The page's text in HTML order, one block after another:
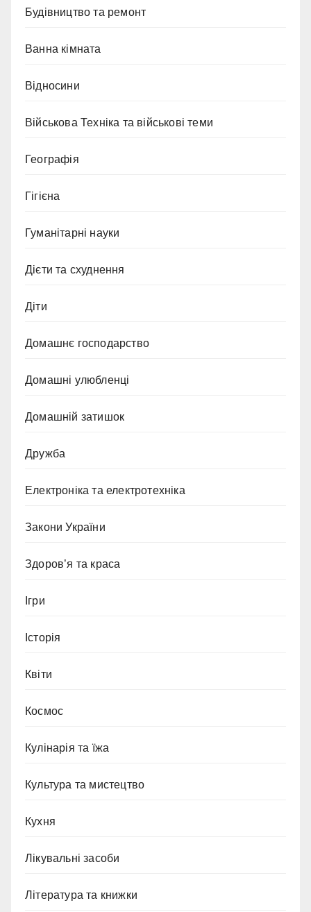
Будівництво та ремонт
Ванна кімната
Відносини
Військова Техніка та військові теми
Географія
Гігієна
Гуманітарні науки
Дієти та схуднення
Діти
Домашнє господарство
Домашні улюбленці
Домашній затишок
Дружба
Електроніка та електротехніка
Закони України
Здоров’я та краса
Ігри
Історія
Квіти
Космос
Кулінарія та їжа
Культура та мистецтво
Кухня
Лікувальні засоби
Література та книжки